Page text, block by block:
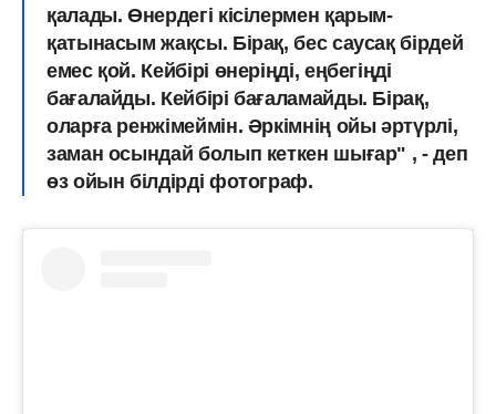
қалады. Өнердегі кісілермен қарым-
қатынасым жақсы. Бірақ, бес саусақ бірдей
емес қой. Кейбірі өнеріңді, еңбегіңді
бағалайды. Кейбірі бағаламайды. Бірақ,
оларға ренжімеймін. Әркімнің ойы әртүрлі,
заман осындай болып кеткен шығар" , - деп
өз ойын білдірді фотограф.